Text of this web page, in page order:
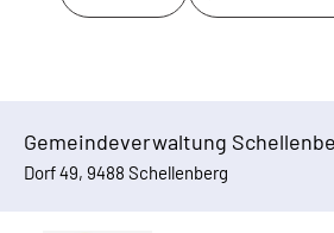
Gemeindeverwaltung
Dorf 49, 9488 Schellenberg